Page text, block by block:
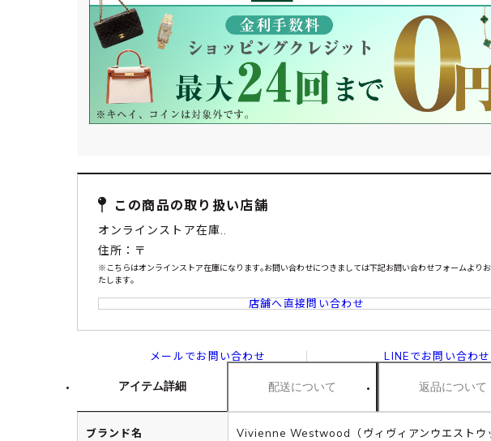
この商品の取り扱い店舗
オンラインストア在庫..
住所：〒
※こちらはオンラインストア在庫になります｡お問い合わせにつきましては下記お問い合わせフォームより
たします｡
店舗へ直接問い合わせ
メールでお問い合わせ LINEでお問い合わせ
アイテム詳細 配送について 返品について
ブランド名 Vivienne Westwood（ヴィヴィアンウエストウ